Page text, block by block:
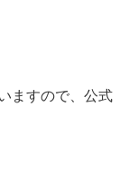
ますので、公式